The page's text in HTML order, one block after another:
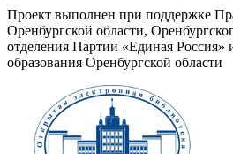
Проект выполнен при поддержке
Оренбургской области,
отделения Партии «Единая Россия»
образования Оренбургской области